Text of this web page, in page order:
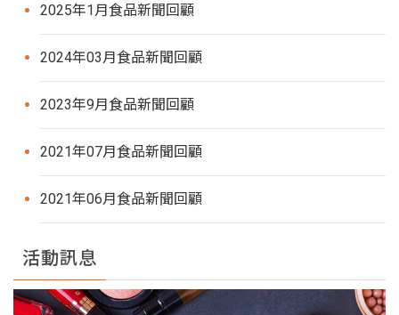
2025年1月食品新聞回顧
2024年03月食品新聞回顧
2023年9月食品新聞回顧
2021年07月食品新聞回顧
2021年06月食品新聞回顧
活動訊息